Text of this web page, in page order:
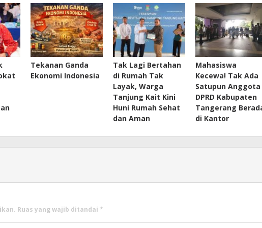
Tekanan Ganda
Ekonomi Indonesia
Tak Lagi Bertahan
di Rumah Tak
Layak, Warga
Tanjung Kait Kini
Huni Rumah Sehat
dan Aman
Mahasiswa
Kecewa! Tak Ada
Satupun Anggota
DPRD Kabupaten
Tangerang
di Kantor
Ruas yang wajib ditandai *